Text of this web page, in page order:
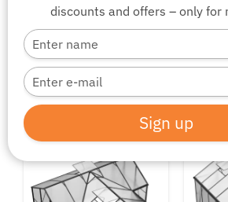
discounts and offers – only for
Type
your
name
Type
your
email
Sign up